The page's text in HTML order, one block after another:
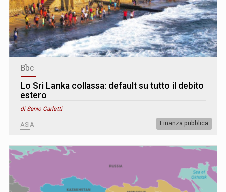
Bbc
Lo Sri Lanka collassa: default su tutto il debito
estero
di Senio Carletti
ASIA Finanza pubblica